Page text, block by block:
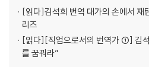
제53장 사교 방문 347
제54장 ‘타운호’호의 이야기 352
제55장 괴상한 고래 그림들 378
제56장 덜 잘못된 고래 그림들과
[읽다]김석희 번역 대가의 손에서 재
리즈
[읽다][직업으로서의 번역가 ①] 김
를 꿈꿔라”